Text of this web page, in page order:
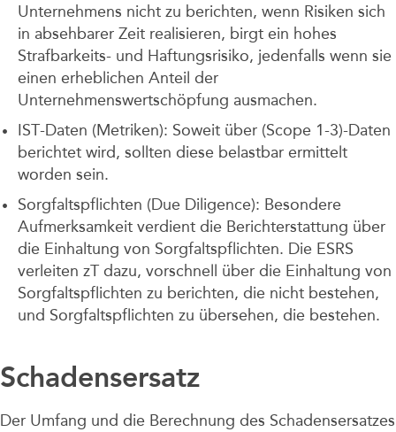
Unternehmens nicht zu berichten, wenn Risiken sich
in absehbarer Zeit realisieren, birgt ein hohes
Strafbarkeits- und Haftungsrisiko, jedenfalls wenn sie
einen erheblichen Anteil der
Unternehmenswertschöpfung ausmachen.
IST-Daten (Metriken): Soweit über (Scope 1-3)-Daten
berichtet wird, sollten diese belastbar ermittelt
worden sein.
Sorgfaltspflichten (Due Diligence): Besondere
Aufmerksamkeit verdient die Berichterstattung über
die Einhaltung von Sorgfaltspflichten. Die ESRS
verleiten zT dazu, vorschnell über die Einhaltung von
Sorgfaltspflichten zu berichten, die nicht bestehen,
und Sorgfaltspflichten zu übersehen, die bestehen.
Schadensersatz
Der Umfang und die Berechnung des Schadensersatzes